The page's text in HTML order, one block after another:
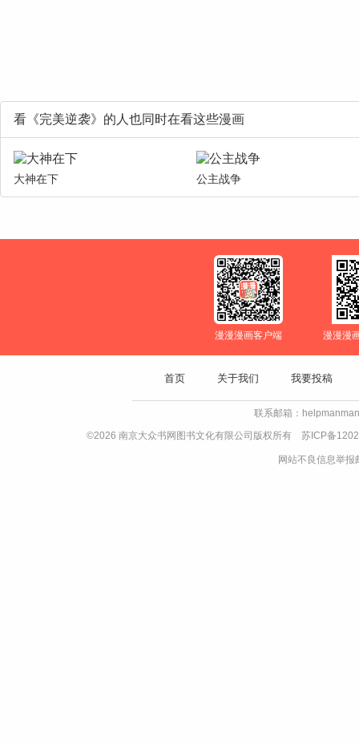
看《完美逆袭》的人也同时在看这些漫画
大神在下 公主战争
漫漫漫画客户端 漫漫漫
首页 关于我们 我要投稿
联系邮箱：
©2026 南京大众书网图书文化有限公司版权所有 苏ICP备
网站不良信息举